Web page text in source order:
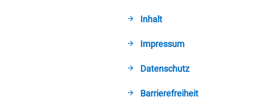
Inhalt
Impressum
Datenschutz
Barrierefreiheit